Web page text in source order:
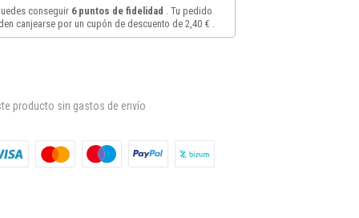
conseguir 6puntos de fidelidad . Tu pedido
canjearse por un cupón de descuento de 2,40 €
producto sin gastos de envío